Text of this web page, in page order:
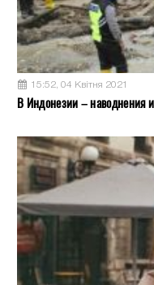
15:52, 04 Квітня 2021
В Индонезии – наводнения